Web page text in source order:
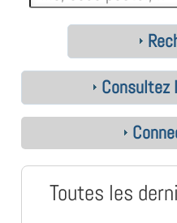
Consultez
Toutes les